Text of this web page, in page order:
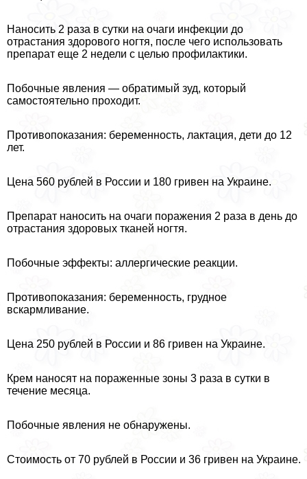
Наносить 2 раза в сутки на очаги инфекции до
отрастания здорового ногтя, после чего использовать
препарат еще 2 недели с целью профилактики.
Побочные явления — обратимый зуд, который
самостоятельно проходит.
Противопоказания: беременность, лактация, дети до 12
лет.
Цена 560 рублей в России и 180 гривен на Украине.
Препарат наносить на очаги поражения 2 раза в день до
отрастания здоровых тканей ногтя.
Побочные эффекты: аллергические реакции.
Противопоказания: беременность, грудное
вскармливание.
Цена 250 рублей в России и 86 гривен на Украине.
Крем наносят на пораженные зоны 3 раза в сутки в
течение месяца.
Побочные явления не обнаружены.
Стоимость от 70 рублей в России и 36 гривен на Украине.